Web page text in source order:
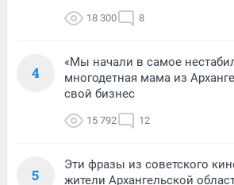
18 300 8
4
«Мы начали в самое
многодетная мама из
свой бизнес
15 792 12
5
Эти фразы из советского
жители Архангельской